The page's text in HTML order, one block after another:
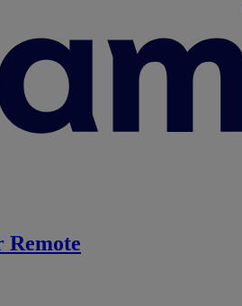
Remote